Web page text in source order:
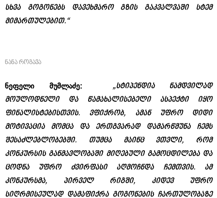
სხვა გოგონებს დავეხმარო გზის გაკვალვაში სტემ
მიმართულებით.“
ნანა როგავა
ნეფელი მუმლაძე:
„სტიპენდია ნამდვილად
მოულოდნელი და წამახალისებელი ასპექტი იყო
ფინალისტებისთვის. ვფიქრობ, ამან უფრო დიდი
მოტივაცია მომცა და ერთგვარად დამარწმუნა ჩემს
შესაძლებლობებში. თუმცა მაინც ვთვლი, რომ
კონკურსის განმავლობაში მიღებული გამოცდილება და
ცოდნა უფრო ძვირფასი აღმოჩნდა ჩემთვის. ამ
კონკურსმა, პირველ რიგში, კიდევ უფრო
სიღრმისეულად დამაფიქრა გოგონების ჩართულობაზე